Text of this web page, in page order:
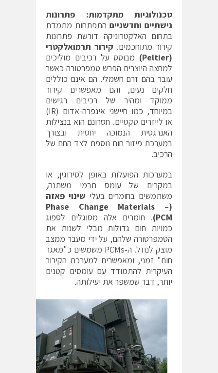
טכנולוגיות מתקדמות: פתרונות
נישתיים וחדשניים התפתחות מתמדת
בתחום האלקטרוניקה דורשת פתרונות
קירור מתוחכמים. קירור תרמואלקטרי
(
Peltier
) מבוסס על רכיבים מוליכים
למחצה היוצרים הפרש טמפרטורה כאשר
עובר בהם זרם חשמלי. הם אינם כוללים
חלקים נעים, והם מאפשרים קירור
ממוקד ומהיר של רכיבים רגישים
במיוחד, כמו חיישני אינפרה-אדום (IR)
או לייזרים טקטיים. חסרונם הוא בנצילות
האנרגטית הנמוכה יחסית ובצורך
במערכת פיזור חום נוספת לצד החם של
הרכיב.
במערכות הפועלות באופן לסירוגין, או
במקרים של עומס תרמי משתנה,
משתמשים בחומרים בעלי שינוי פאזה
(
Phase Change Materials –
PCM
). חומרים אלה מסוגלים לספוג
כמויות חום גדולות מבלי לשנות את
הטמפרטורה שלהם, על ידי מעבר ממצב
מוצק לנוזל. ה-PCMs משמשים כ"מאגר
חום" זמני, ומאפשרים למערכת הקירור
העיקרית להתמודד עם עומסים קטנים
יותר, דבר שמשפר את יעילותה.